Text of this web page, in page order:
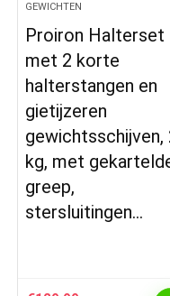
GEWICHTEN
Proiron Halterset
met 2 korte
halterstangen en
gietijzeren
gewichtsschijven,
kg, met
greep,
stersluitingen…